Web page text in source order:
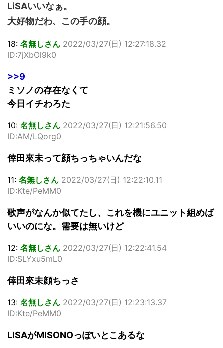
LiSAいいなぁ。
大好物だわ、この手の顔。
18: 名無しさん 2022/03/27(日) 12:27:18.32
ID:7jXbOl9k0
>>9
ミソノの存在なくて
今日イチわろた
10: 名無しさん 2022/03/27(日) 12:21:56.50
ID:AM/LQorg0
倖田來未って顔ちっちゃいんだな
11: 名無しさん 2022/03/27(日) 12:22:10.11
ID:Kte/PeMM0
歌声がなんか似てたし、これを機にユニット組めば
いいのにな。需要は無いけど
12: 名無しさん 2022/03/27(日) 12:22:41.54
ID:SLYxu5mL0
倖田來未顔ちっさ
13: 名無しさん 2022/03/27(日) 12:23:13.37
ID:Kte/PeMM0
LISAがMISONOっぽいとこあるな